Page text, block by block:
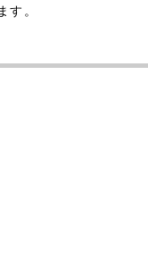
。